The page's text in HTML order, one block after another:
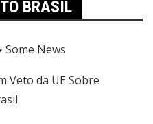
BRASIL
Some News
Veto da UE Sobre